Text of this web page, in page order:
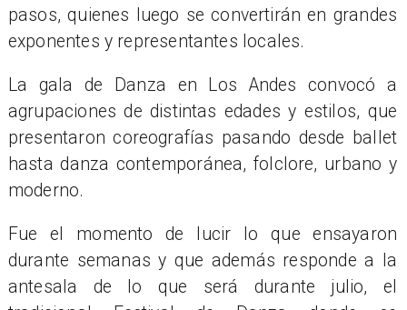
pasos, quienes luego se convertirán en grandes
exponentes y representantes locales.
La gala de Danza en Los Andes convocó a
agrupaciones de distintas edades y estilos, que
presentaron coreografías pasando desde ballet
hasta danza contemporánea, folclore, urbano y
moderno.
Fue el momento de lucir lo que ensayaron
durante semanas y que además responde a la
antesala de lo que será durante julio, el